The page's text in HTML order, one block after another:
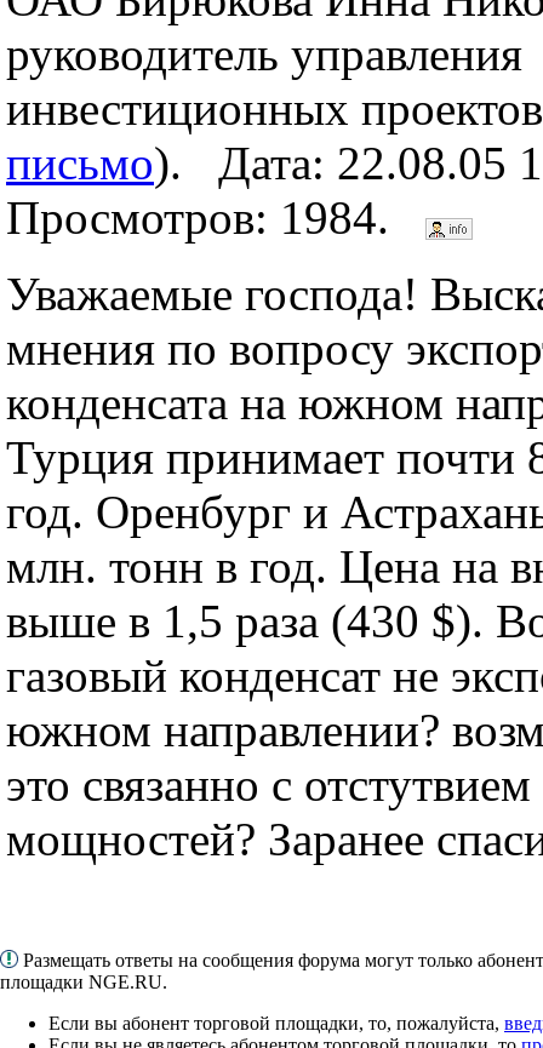
руководитель управления
инвестиционных
письмо). Дата: 22.08.05
Просмотров: 1984.
Уважаемые господа!
мнения по вопросу
конденсата на южном
Турция принимает почти
год. Оренбург и
млн. тонн в год. Цена на
выше в 1,5 раза (430 $).
газовый конденсат не
южном направлении?
это связанно с
мощностей? Заранее
Размещать ответы на сообщения форума могут только
площадки NGE.RU.
Если вы абонент торговой площадки, то, пожалуйста,